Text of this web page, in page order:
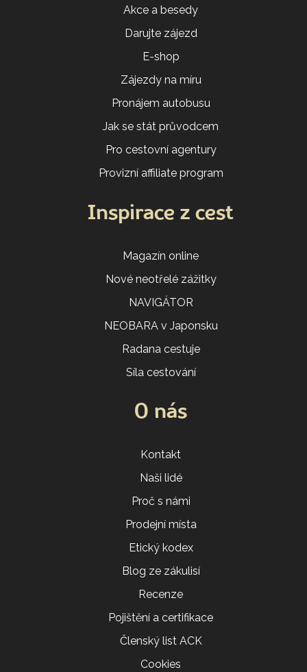
Akce a besedy
Darujte zájezd
E-shop
Zájezdy na míru
Pronájem autobusu
Jak se stát průvodcem
Pro cestovní agentury
Provizní affiliate program
Inspirace z cest
Magazín online
Nové neotřelé zážitky
NAVIGÁTOR
NEOBARA v Japonsku
Radana cestuje
Síla cestování
O nás
Kontakt
Naši lidé
Proč s námi
Prodejní místa
Etický kodex
Blog ze zákulisí
Recenze
Pojištění a certifikace
Členský list ACK
Cookies